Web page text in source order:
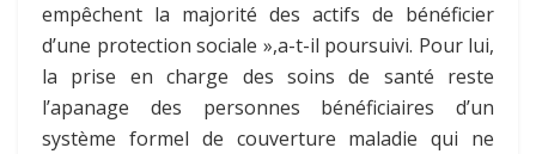
empêchent la majorité des actifs de bénéficier
d’une protection sociale »,a-t-il poursuivi. Pour lui,
la prise en charge des soins de santé reste
l’apanage des personnes bénéficiaires d’un
système formel de couverture maladie qui ne